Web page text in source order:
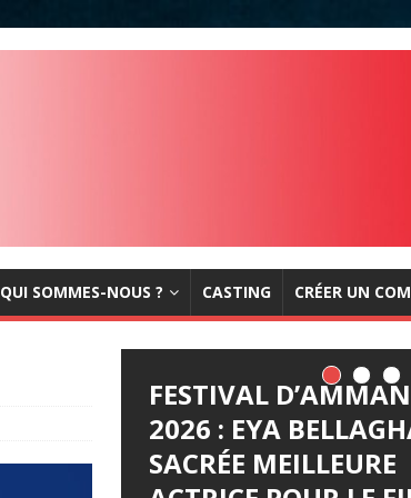
QUI SOMMES-NOUS ? CASTING CRÉER UN
FESTIVAL D’AMMAN
2026 : EYA
SACRÉE MEILLEURE